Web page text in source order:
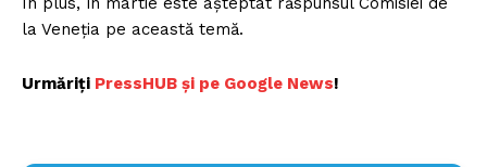
la Veneția pe această temă.
Urmăriți PressHUB și pe Google News!